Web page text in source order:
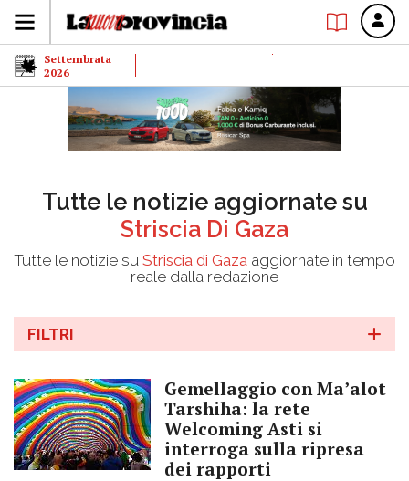
Settembrata
2026
Tutte le notizie aggiornate su
Striscia Di Gaza
Tutte le notizie su Striscia di Gaza aggiornate in tempo
reale dalla redazione
FILTRI
Gemellaggio con Ma’alot
Tarshiha: la rete
Welcoming Asti si
interroga sulla ripresa
dei rapporti